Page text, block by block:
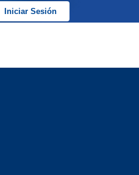
Iniciar Sesión